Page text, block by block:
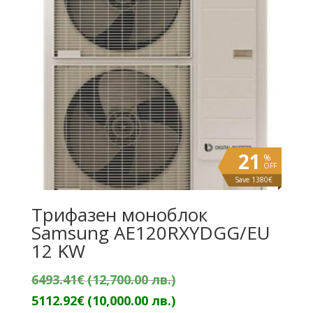
лв.).
%
OFF
21
Save 1380€
Трифазен моноблок
Samsung AE120RXYDGG/EU
12 KW
6493.41€(12,700.00 лв.)Original
price
5112.92€ (10,000.00 лв.)Текущата